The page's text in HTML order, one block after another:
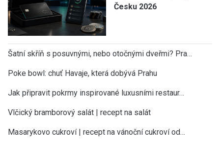
Česku 2026
Šatní skříň s posuvnými, nebo otočnými dveřmi? Pra…
Poke bowl: chuť Havaje, která dobývá Prahu
Jak připravit pokrmy inspirované luxusními restaur…
Vlčický bramborový salát | recept na salát
Masarykovo cukroví | recept na vánoční cukroví od…